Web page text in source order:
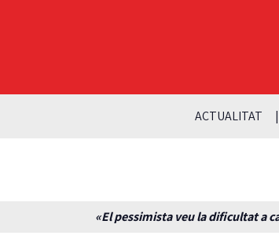
ACTUALITAT
«El pessimista veu la dificultat a